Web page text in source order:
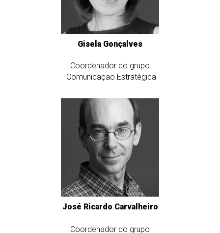
Gisela Gonçalves
Coordenador do grupo
Comunicação Estratégica
José Ricardo Carvalheiro
Coordenador do grupo